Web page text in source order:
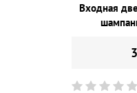
Входная